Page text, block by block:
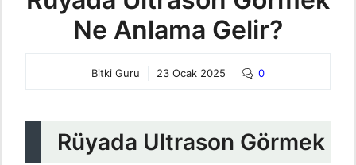
Ne Anlama Gelir?
Bitki Guru 23 Ocak 2025 0
Rüyada Ultrason Görmek